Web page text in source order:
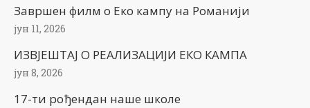
Завршен филм о Еко кампу на Романији
јун 11, 2026
ИЗВЈЕШТАЈ О РЕАЛИЗАЦИЈИ ЕКО КАМПА
јун 8, 2026
17-ти рођендан наше школе